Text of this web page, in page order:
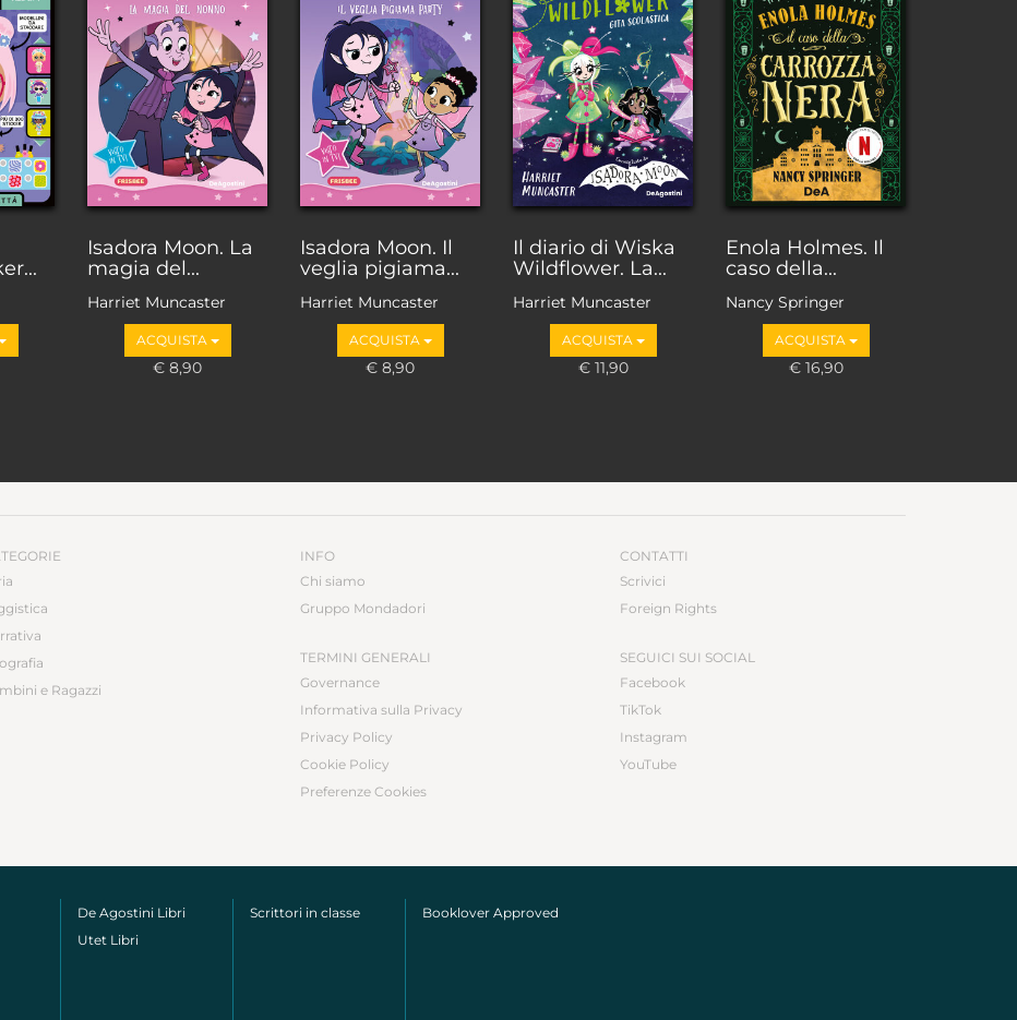
Isadora Moon. La
magia del...
Harriet Muncaster
ACQUISTA
€ 8,90
Isadora Moon. Il
veglia pigiama...
Harriet Muncaster
ACQUISTA
€ 8,90
Il diario di Wiska
Wildflower. La...
Harriet Muncaster
ACQUISTA
€ 11,90
Enola Holmes. Il
caso della...
Nancy Springer
ACQUISTA
€ 16,90
e Ragazzi
INFO
Chi siamo
Gruppo Mondadori
TERMINI GENERALI
Governance
Informativa sulla Privacy
Privacy Policy
Cookie Policy
Preferenze Cookies
CONTATTI
Scrivici
Foreign Rights
SEGUICI SUI SOCIAL
Facebook
TikTok
Instagram
YouTube
De Agostini Libri
Utet Libri
Scrittori in classe Booklover Approved